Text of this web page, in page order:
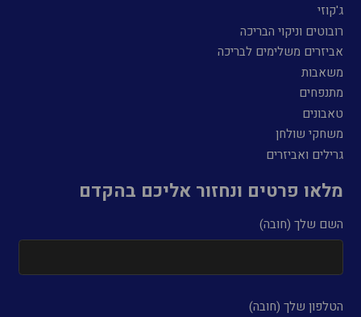
ג'קוזי
רובוטים וניקוי הבריכה
אביזרים משלימים לבריכה
משאבות
מתנפחים
טאבונים
משחקי שולחן
גרילים ואביזרים
מלאו פרטים ונחזור אליכם בהקדם
השם שלך (חובה)
הטלפון שלך (חובה)